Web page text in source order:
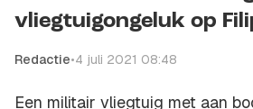
vliegtuigongeluk op
Redactie•4 juli 2021 08:48
Een militair vliegtuig met aan